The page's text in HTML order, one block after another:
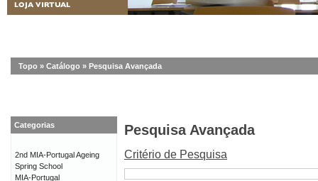
Topo » Catálogo » Pesquisa Avançada
Pesquisa Avançada
Critério de Pesquisa
Categorias
2nd MIA-Portugal Ageing
Spring School
MIA-Portugal